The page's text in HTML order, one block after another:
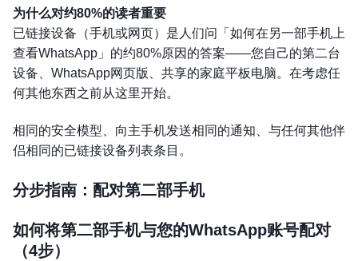
为什么对约80%的读者重要
已链接设备（手机或网页）是人们问「如何在另一部手机上
查看WhatsApp」的约80%原因的答案——您自己的第二台
设备、WhatsApp网页版、共享的家庭平板电脑。在考虑任
何其他东西之前从这里开始。
相同的安全模型、向主手机发送相同的通知、与任何其他伴
侣相同的已链接设备列表条目。
分步指南：配对第二部手机
如何将第二部手机与您的WhatsApp账号配对
（4步）